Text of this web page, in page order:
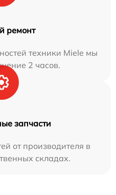
ремонт
техники Miele мы
2 часов.
запчасти
от производителя в
складах.